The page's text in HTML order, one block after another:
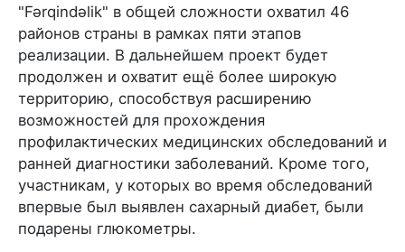
"Fərqindəlik" в общей сложности охватил 46
районов страны в рамках пяти этапов
реализации. В дальнейшем проект будет
продолжен и охватит ещё более широкую
территорию, способствуя расширению
возможностей для прохождения
профилактических медицинских обследований и
ранней диагностики заболеваний. Кроме того,
участникам, у которых во время обследований
впервые был выявлен сахарный диабет, были
подарены глюкометры.